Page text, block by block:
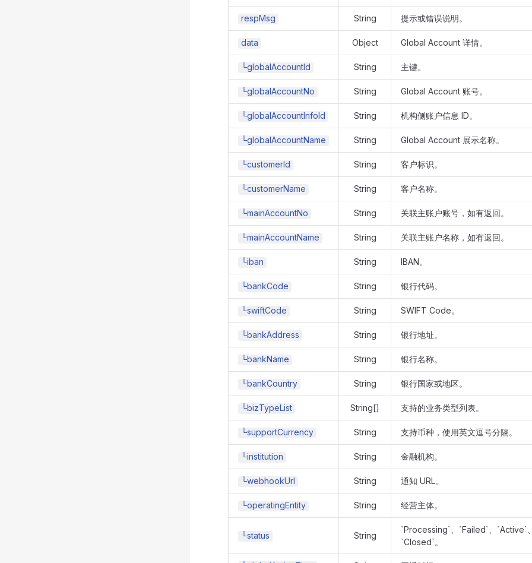
respMsg String 提示或错误说明。
data Object Global Account 详情。
└globalAccountId String 主键。
└globalAccountNo String Global Account 账号。
└globalAccountInfoId String 机构侧账户信息 ID。
└globalAccountName String Global Account 展示名称。
└customerId String 客户标识。
└customerName String 客户名称。
└mainAccountNo String 关联主账户账号，如有返回。
└mainAccountName String 关联主账户名称，如有返回。
└iban String IBAN。
└bankCode String 银行代码。
└swiftCode String SWIFT Code。
└bankAddress String 银行地址。
└bankName String 银行名称。
└bankCountry String 银行国家或地区。
└bizTypeList String[] 支持的业务类型列表。
└supportCurrency String 支持币种，使用英文逗号分隔。
└institution String 金融机构。
└webhookUrl String 通知 URL。
└operatingEntity String 经营主体。
└status String
`Processing`、`Failed`、`Active`
`Closed`。